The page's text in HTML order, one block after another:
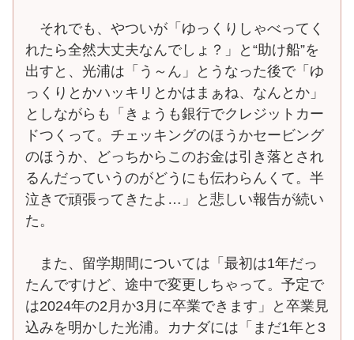
それでも、やついが「ゆっくりしゃべってく
れたら全然大丈夫なんでしょ？」と“助け船”を
出すと、光浦は「う～ん」とうなった後で「ゆ
っくりとかハッキリとかはまぁね、なんとか」
としながらも「きょうも銀行でクレジットカー
ドつくって。チェッキングのほうかセービング
のほうか、どっちからこのお金は引き落とされ
るんだっていうのがどうにも伝わらんくて。半
泣きで頑張ってきたよ…」と悲しい報告が続い
た。
また、留学期間については「最初は1年だっ
たんですけど、途中で変更しちゃって。予定で
は2024年の2月か3月に卒業できます」と卒業見
込みを明かした光浦。カナダには「まだ1年と3